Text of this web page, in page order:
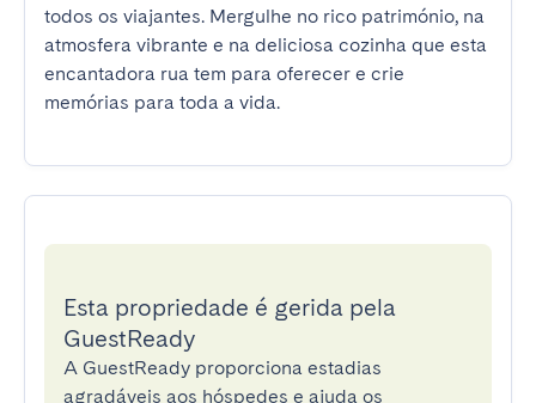
todos os viajantes. Mergulhe no rico património, na
atmosfera vibrante e na deliciosa cozinha que esta
encantadora rua tem para oferecer e crie
memórias para toda a vida.
Esta propriedade é gerida pela
GuestReady
A GuestReady proporciona estadias
agradáveis aos hóspedes e ajuda os